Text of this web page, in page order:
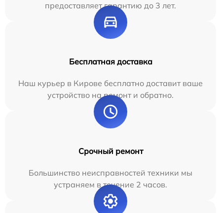
предоставляет гарантию до 3 лет.
Бесплатная доставка
Наш курьер в Кирове бесплатно доставит ваше
устройство на ремонт и обратно.
Срочный ремонт
Большинство неисправностей техники мы
устраняем в течение 2 часов.